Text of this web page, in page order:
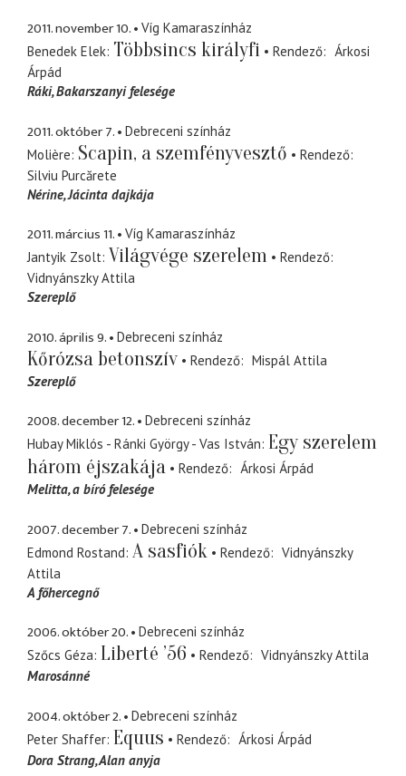
2011. november 10.
Víg Kamaraszínház
Benedek Elek Többsincs királyfi Rendező
Árkosi
Árpád
Ráki Bakarszanyi felesége
2011. október 7.
Debreceni színház
Molière Scapin, a szemfényvesztő
Rendező
Silviu Purcărete
Nérine Jácinta dajkája
2011. március 11.
Víg Kamaraszínház
Jantyik Zsolt Világvége szerelem
Rendező
Vidnyánszky Attila
Szereplő
2010. április 9. Debreceni színház
Kőrózsa betonszív Rendező
Mispál Attila
Szereplő
2008. december 12.
Debreceni színház
Hubay Miklós - Ránki György - Vas István Egy szerelem
három éjszakája
Rendező
Árkosi Árpád
Melitta a bíró felesége
2007. december 7.
Debreceni színház
Edmond Rostand A sasfiók Rendező
Vidnyánszky
Attila
A főhercegnő
2006. október 20.
Debreceni színház
Szőcs Géza Liberté ’56 Rendező
Vidnyánszky Attila
Marosánné
2004. október 2.
Debreceni színház
Peter Shaffer Equus Rendező
Árkosi Árpád
Dora Strang Alan anyja